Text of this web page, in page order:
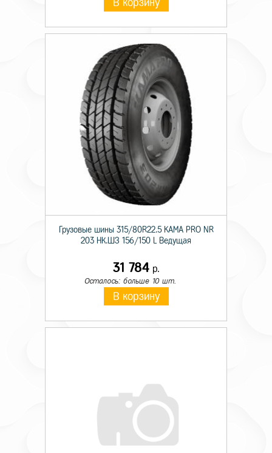
В корзину
Грузовые шины 315/80R22.5 KAMA PRO NR
203 НК.ШЗ 156/150 L Ведущая
31 784р.
Осталось: больше 10 шт.
В корзину